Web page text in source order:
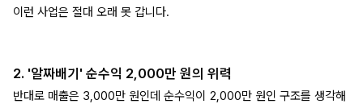
이런 사업은 절대 오래 못 갑니다.
2. '알짜배기' 순수익 2,000만 원의 위력
반대로 매출은 3,000만 원인데 순수익이 2,000만 원인 구조를 생각해